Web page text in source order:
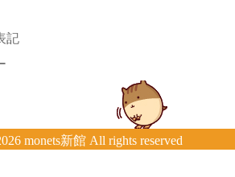
記
monets新館 All rights reserved